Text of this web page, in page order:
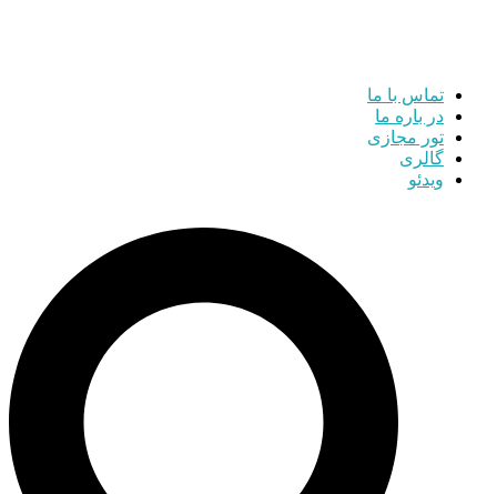
تماس با ما
در باره ما
تور مجازی
گالری
ویدئو